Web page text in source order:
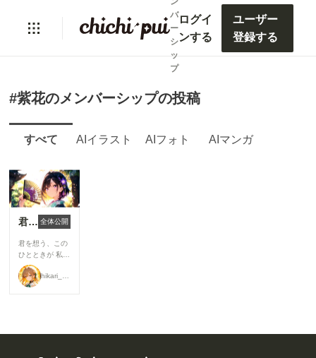
バ
ー
シ
ッ
プ
ログイ
ンする
ユーザー
登録する
#紫花のメンバーシップの投稿
すべて AIイラスト AIフォト AIマンガ
君と巡る、和のひととき 全体公開
君を想う、この
ひとときが 私の
中で いちばん、
美しい。